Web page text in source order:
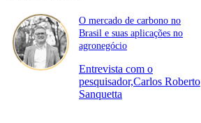
O mercado de carbono no
Brasil e suas aplicações no
agronegócio
Entrevista com o
pesquisador,Carlos Roberto
Sanquetta